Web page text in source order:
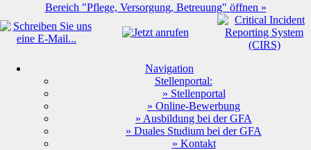
Bereich "Pflege, Versorgung, Betreuung" öffnen »
Navigation
Stellenportal:
» Stellenportal
» Online-Bewerbung
» Ausbildung bei der GFA
» Duales Studium bei der GFA
» Kontakt